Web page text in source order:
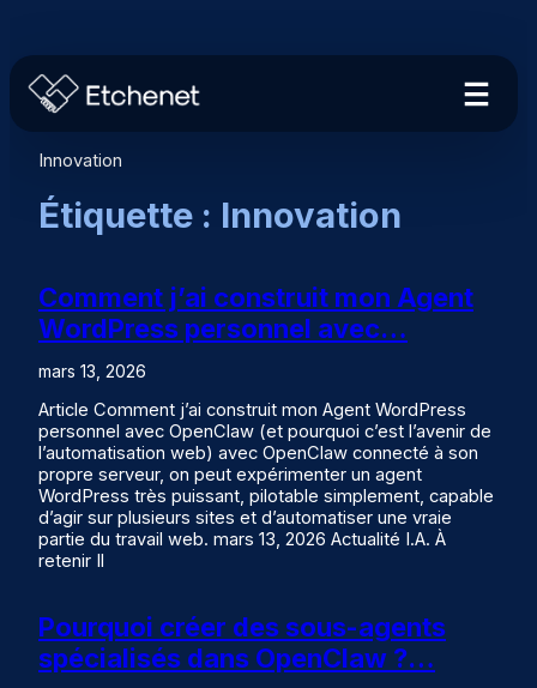
contenu
Innovation
Étiquette : Innovation
Comment j’ai construit mon Agent
WordPress personnel avec…
mars 13, 2026
Article Comment j’ai construit mon Agent WordPress
personnel avec OpenClaw (et pourquoi c’est l’avenir de
l’automatisation web) avec OpenClaw connecté à son
propre serveur, on peut expérimenter un agent
WordPress très puissant, pilotable simplement, capable
d’agir sur plusieurs sites et d’automatiser une vraie
partie du travail web. mars 13, 2026 Actualité I.A. À
retenir Il
Pourquoi créer des sous-agents
spécialisés dans OpenClaw ?…